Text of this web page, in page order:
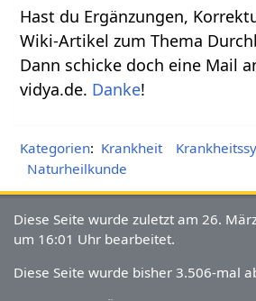
Hast du Ergänzungen,
Wiki-Artikel zum Thema
Dann schicke doch eine Mail
vidya.de. Danke!
Kategorien: Krankheit
Naturheilkunde
Diese Seite wurde zuletzt am 26.
um 16:01 Uhr bearbeitet.
Diese Seite wurde bisher 3.506-mal